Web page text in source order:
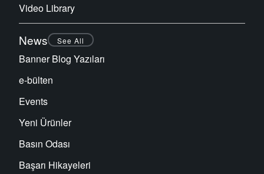
Video Library
News See All
Banner Blog Yazıları
e-bülten
Events
Yeni Ürünler
Basın Odası
Başarı Hikayeleri